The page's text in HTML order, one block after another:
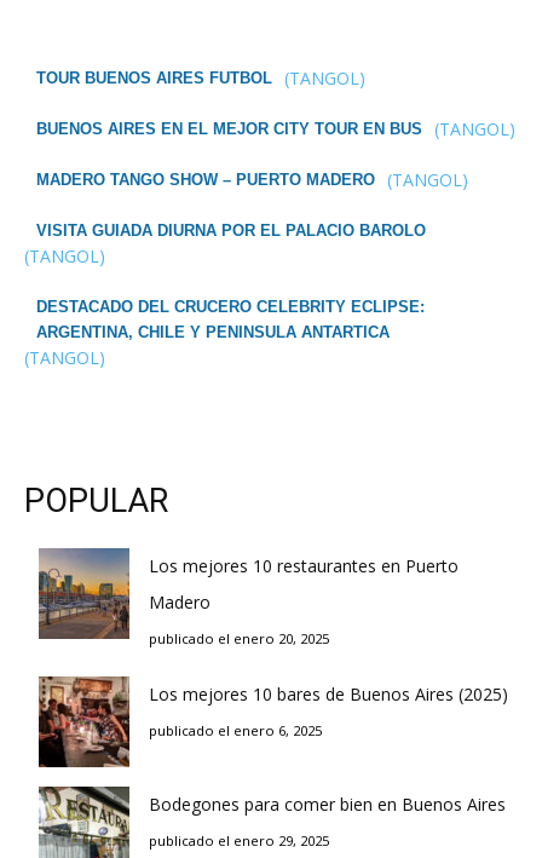
TOUR BUENOS AIRES FUTBOL (TANGOL)
BUENOS AIRES EN EL MEJOR CITY TOUR EN BUS (TANGOL)
MADERO TANGO SHOW – PUERTO MADERO (TANGOL)
VISITA GUIADA DIURNA POR EL PALACIO BAROLO
(TANGOL)
DESTACADO DEL CRUCERO CELEBRITY ECLIPSE:
ARGENTINA, CHILE Y PENINSULA ANTARTICA
(TANGOL)
POPULAR
Los mejores 10 restaurantes en Puerto
Madero
publicado el enero 20, 2025
Los mejores 10 bares de Buenos Aires (2025)
publicado el enero 6, 2025
Bodegones para comer bien en Buenos Aires
publicado el enero 29, 2025